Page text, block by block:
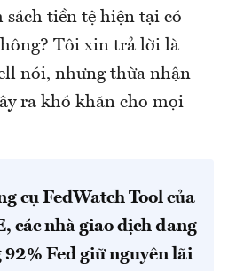
sách tiền tệ hiện tại có
Tôi xin trả lời là
nói, nhưng thừa nhận
ra khó khăn cho mọi
cụ FedWatch Tool của
các nhà giao dịch đang
Fed giữ nguyên lãi